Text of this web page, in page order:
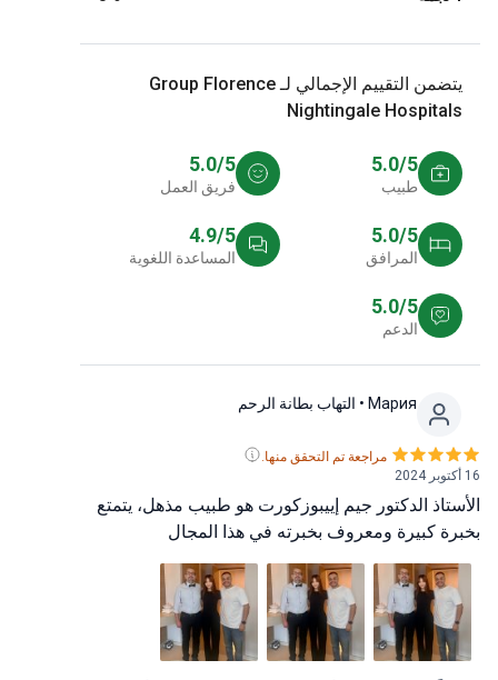
يتضمن التقييم الإجمالي لـ Group Florence
Nightingale
5.0/5
طبيب
5.0/5
فريق العمل
5.0/5
المرافق
4.9/5
المساعدة اللغوية
5.0/5
الدعم
Мария• التهاب بطانة الرحم
مراجعة تم التحقق منها.
الدكتور جيم إييبوزكورت هو طبيب مذهل، يتمتع
كبيرة ومعروف بخبرته في هذا المجال